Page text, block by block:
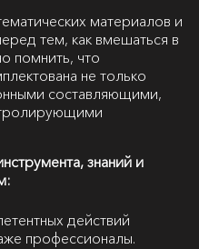
материалов и
тем, как вмешаться в
помнить, что
не только
составляющими,
знаний и
действий
профессионалы.